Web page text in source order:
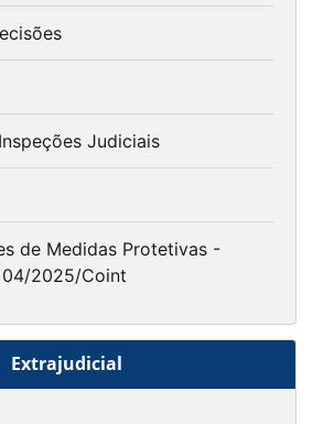
Judiciais
de Medidas Protetivas -
04/2025/Coint
Extrajudicial